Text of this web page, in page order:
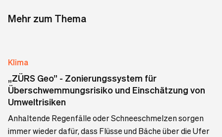
Mehr zum Thema
Klima
„ZÜRS Geo” - Zonierungssystem für
Überschwemmungsrisiko und Einschätzung von
Umweltrisiken
Anhaltende Regenfälle oder Schneeschmelzen sorgen
immer wieder dafür, dass Flüsse und Bäche über die Ufer